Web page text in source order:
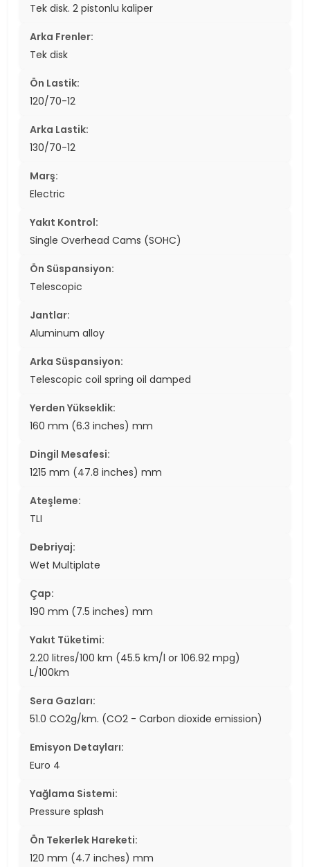
Tek disk. 2 pistonlu kaliper
Arka Frenler:
Tek disk
Ön Lastik:
120/70-12
Arka Lastik:
130/70-12
Marş:
Electric
Yakıt Kontrol:
Single Overhead Cams (SOHC)
Ön Süspansiyon:
Telescopic
Jantlar:
Aluminum alloy
Arka Süspansiyon:
Telescopic coil spring oil damped
Yerden Yükseklik:
160 mm (6.3 inches) mm
Dingil Mesafesi:
1215 mm (47.8 inches) mm
Ateşleme:
TLI
Debriyaj:
Wet Multiplate
Çap:
190 mm (7.5 inches) mm
Yakıt Tüketimi:
2.20 litres/100 km (45.5 km/l or 106.92 mpg)
L/100km
Sera Gazları:
51.0 CO2g/km. (CO2 - Carbon dioxide emission)
Emisyon Detayları:
Euro 4
Yağlama Sistemi:
Pressure splash
Ön Tekerlek Hareketi:
120 mm (4.7 inches) mm